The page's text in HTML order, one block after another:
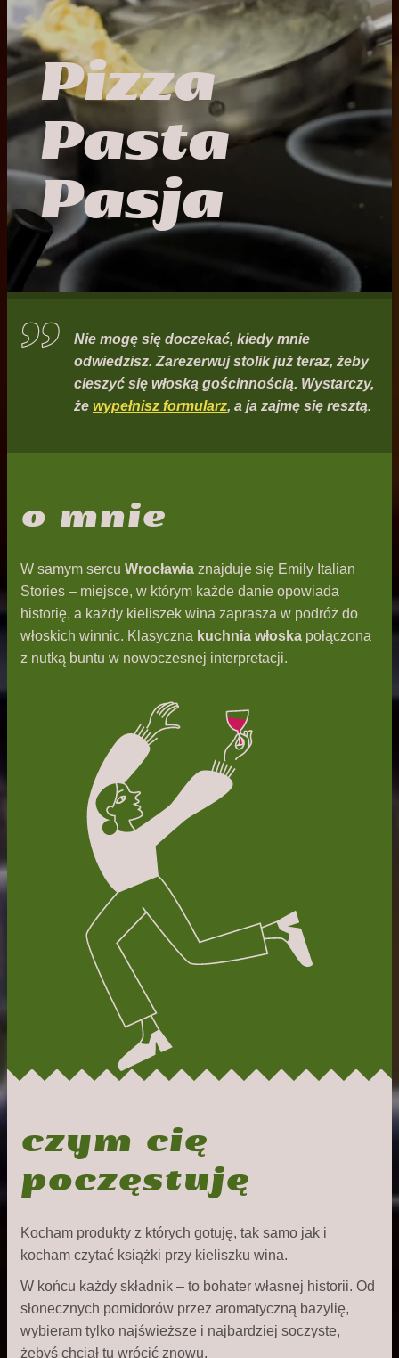
Pizza
Pasta
Pasja
Nie mogę się doczekać, kiedy mnie
odwiedzisz. Zarezerwuj stolik już teraz, żeby
cieszyć się włoską gościnnością. Wystarczy,
że wypełnisz formularz, a ja zajmę się resztą.
o mnie
W samym sercu Wrocławia znajduje się Emily Italian
Stories – miejsce, w którym każde danie opowiada
historię, a każdy kieliszek wina zaprasza w podróż do
włoskich winnic. Klasyczna kuchnia włoska połączona
z nutką buntu w nowoczesnej interpretacji.
czym cię
poczęstuję
Kocham produkty z których gotuję, tak samo jak i
kocham czytać książki przy kieliszku wina.
W końcu każdy składnik – to bohater własnej historii. Od
słonecznych pomidorów przez aromatyczną bazylię,
wybieram tylko najświeższe i najbardziej soczyste,
żebyś chciał tu wrócić znowu.